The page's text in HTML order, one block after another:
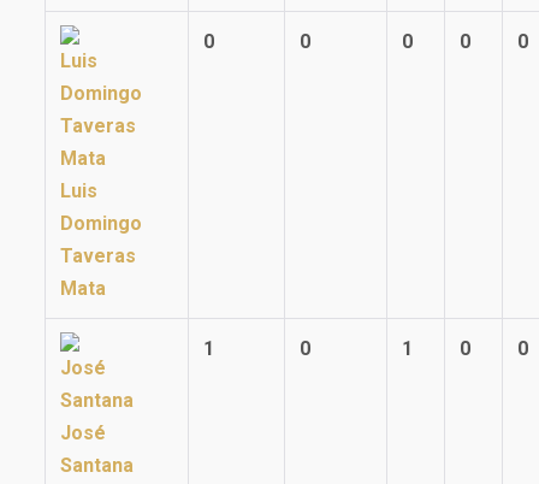
Luis
Domingo
Taveras
Mata
0 0 0 0 0
José
Santana
1 0 1 0 0